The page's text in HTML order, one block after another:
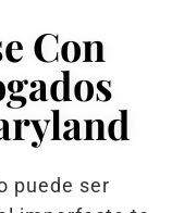
Con
puede ser